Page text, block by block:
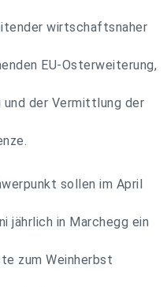
wirtschaftsnaher
EU-Osterweiterung,
der Vermittlung der
sollen im April
jährlich in Marchegg ein
zum Weinherbst